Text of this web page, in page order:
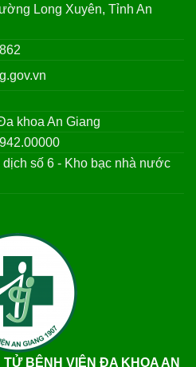
Long Xuyên, Tỉnh An
khoa An Giang
số 6 - Kho bạc nhà nước
BỆNH VIỆN ĐA KHOA AN